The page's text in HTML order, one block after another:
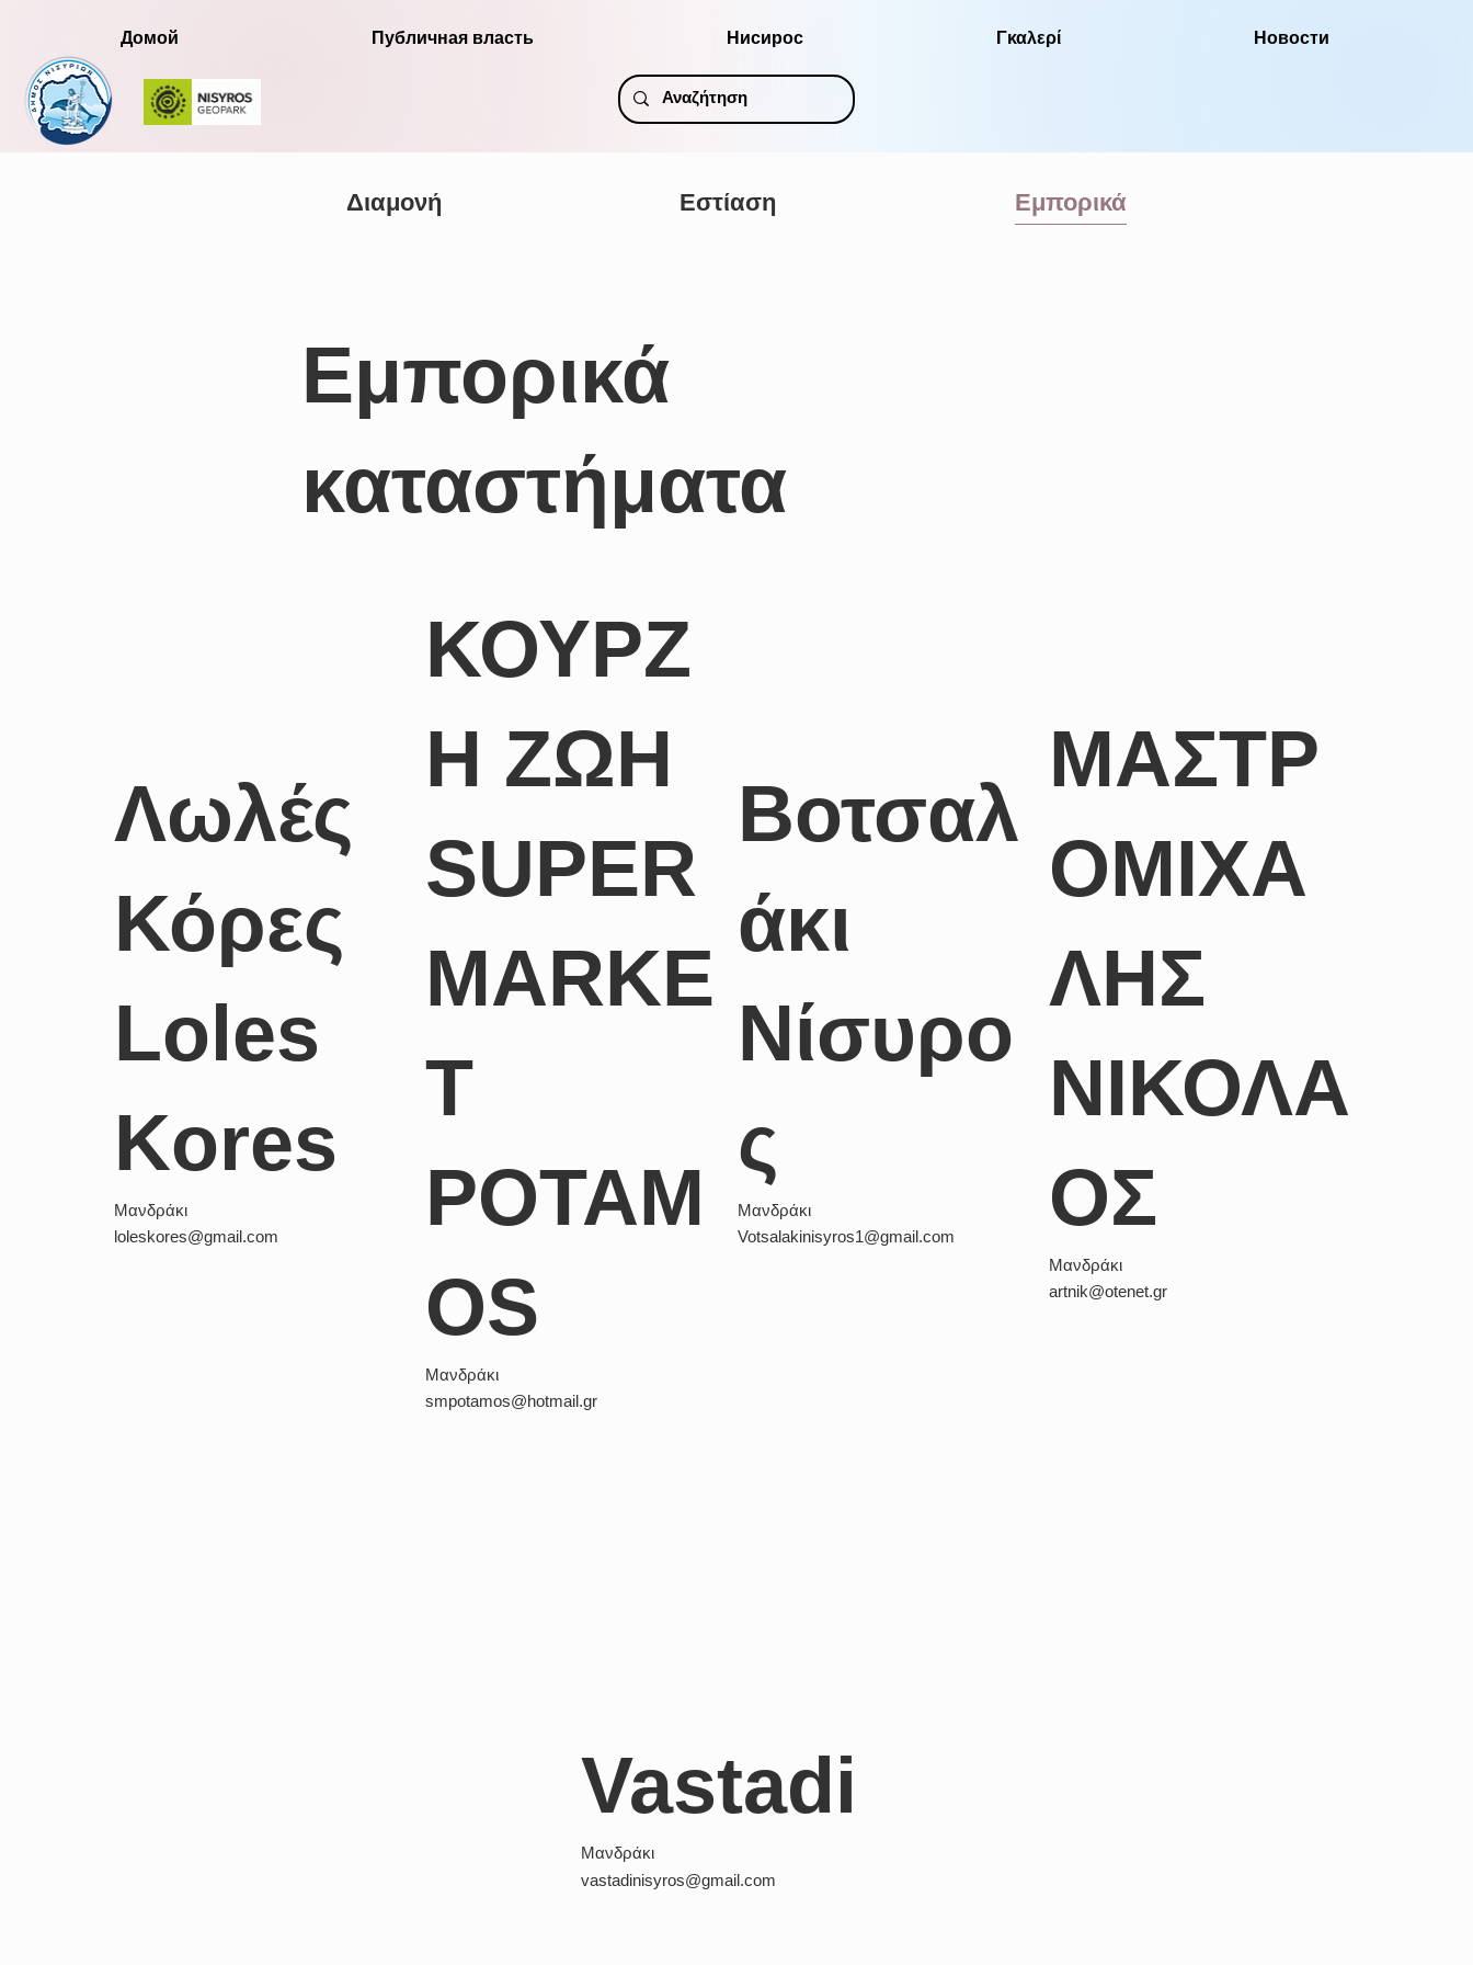
Домой Публичная власть Нисирос Γκαλερί Новости
Διαμονή Εστίαση Εμπορικά
Εμπορικά
καταστήματα
Λωλές
Κόρες
Loles
Kores
Μανδράκι
loleskores@gmail.com
ΚΟΥΡΖ
Η ΖΩΗ
SUPER
MARKE
T
POTAM
OS
Μανδράκι
smpotamos@hotmail.gr
Βοτσαλ
άκι
Νίσυρο
ς
Μανδράκι
Votsalakinisyros1@gmail.com
ΜΑΣΤΡ
ΟΜΙΧΑ
ΛΗΣ
ΝΙΚΟΛΑ
ΟΣ
Μανδράκι
artnik@otenet.gr
Vastadi
Μανδράκι
vastadinisyros@gmail.com